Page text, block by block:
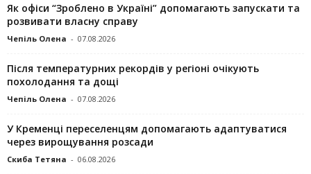
Як офіси “Зроблено в Україні” допомагають запускaти та
розвивати власну справу
Чепіль Олена - 07.08.2026
Після температурних рекордів у регіоні очікують
похолодання та дощі
Чепіль Олена - 07.08.2026
У Кременці переселенцям допомагають адаптуватися
через вирощування розсади
Скиба Тетяна - 06.08.2026